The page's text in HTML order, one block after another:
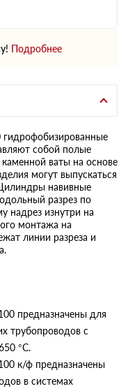
Подробнее
собой полые
ваты на основе
могут выпускаться
навивные
разрез по
надрез изнутри на
монтажа на
линии разреза и
предназначены для
трубопроводов с
°С.
к/ф предназначены
в системах